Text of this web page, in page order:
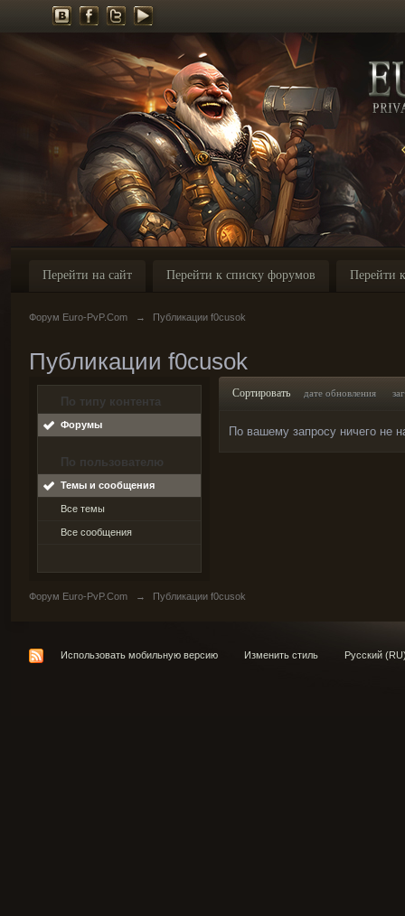
Перейти на сайт Перейти к списку форумов Перейти
Форум Euro-PvP.Com → Публикации f0cusok
Публикации f0cusok
По типу контента
Форумы
По пользователю
Темы и сообщения
Все темы
Все сообщения
Сортировать дате обновления
По вашему запросу ничего не
Форум Euro-PvP.Com → Публикации f0cusok
Использовать мобильную версию Изменить стиль Русский